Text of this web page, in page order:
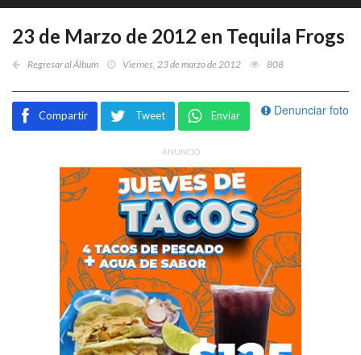
23 de Marzo de 2012 en Tequila Frogs
Regresar al Álbum Viernes, 23 de marzo de 2012 808
Denunciar foto
Compartir Tweet Enviar
ANUNCIO